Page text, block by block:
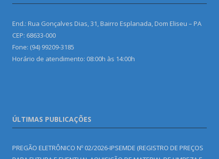
End.: Rua Gonçalves Dias, 31, Bairro Esplanada, Dom Eliseu – PA
CEP: 68633-000
Fone: (94) 99209-3185
Horário de atendimento: 08:00h às 14:00h
ÚLTIMAS PUBLICAÇÕES
PREGÃO ELETRÔNICO Nº 02/2026-IPSEMDE (REGISTRO DE PREÇOS